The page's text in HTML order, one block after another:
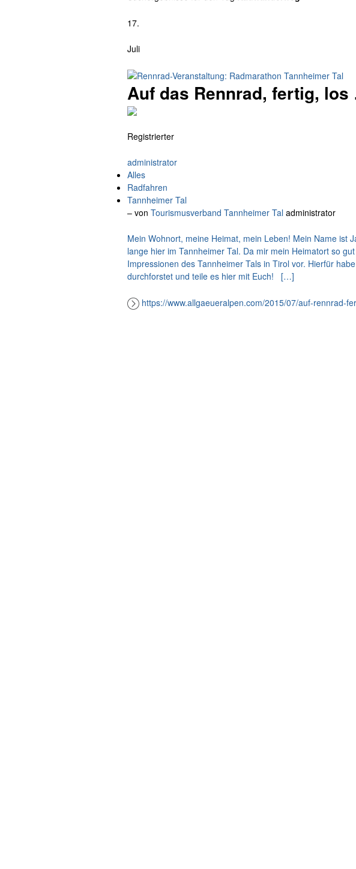
17.
Juli
Auf das Rennrad, fertig,
Registrierter
administrator
Alles
Radfahren
Tannheimer Tal
– von Tourismusverband Tannheimer Tal administrator
Mein Wohnort, meine Heimat, mein Leben! Mein Name ist
lange hier im Tannheimer Tal. Da mir mein Heimatort so
Impressionen des Tannheimer Tals in Tirol vor. Hierfür
durchforstet und teile es hier mit Euch! […]
https://www.allgaeueralpen.com/2015/07/auf-rennrad-